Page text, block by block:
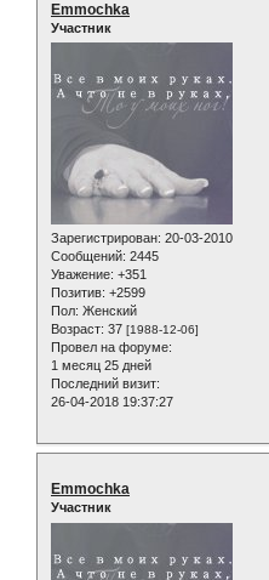
Emmochka
Участник
Зарегистрирован: 20-03-2010
Сообщений: 2445
Уважение: +351
Позитив: +2599
Пол: Женский
Возраст: 37 [1988-12-06]
Провел на форуме:
1 месяц 25 дней
Последний визит:
26-04-2018 19:37:27
Emmochka
Участник